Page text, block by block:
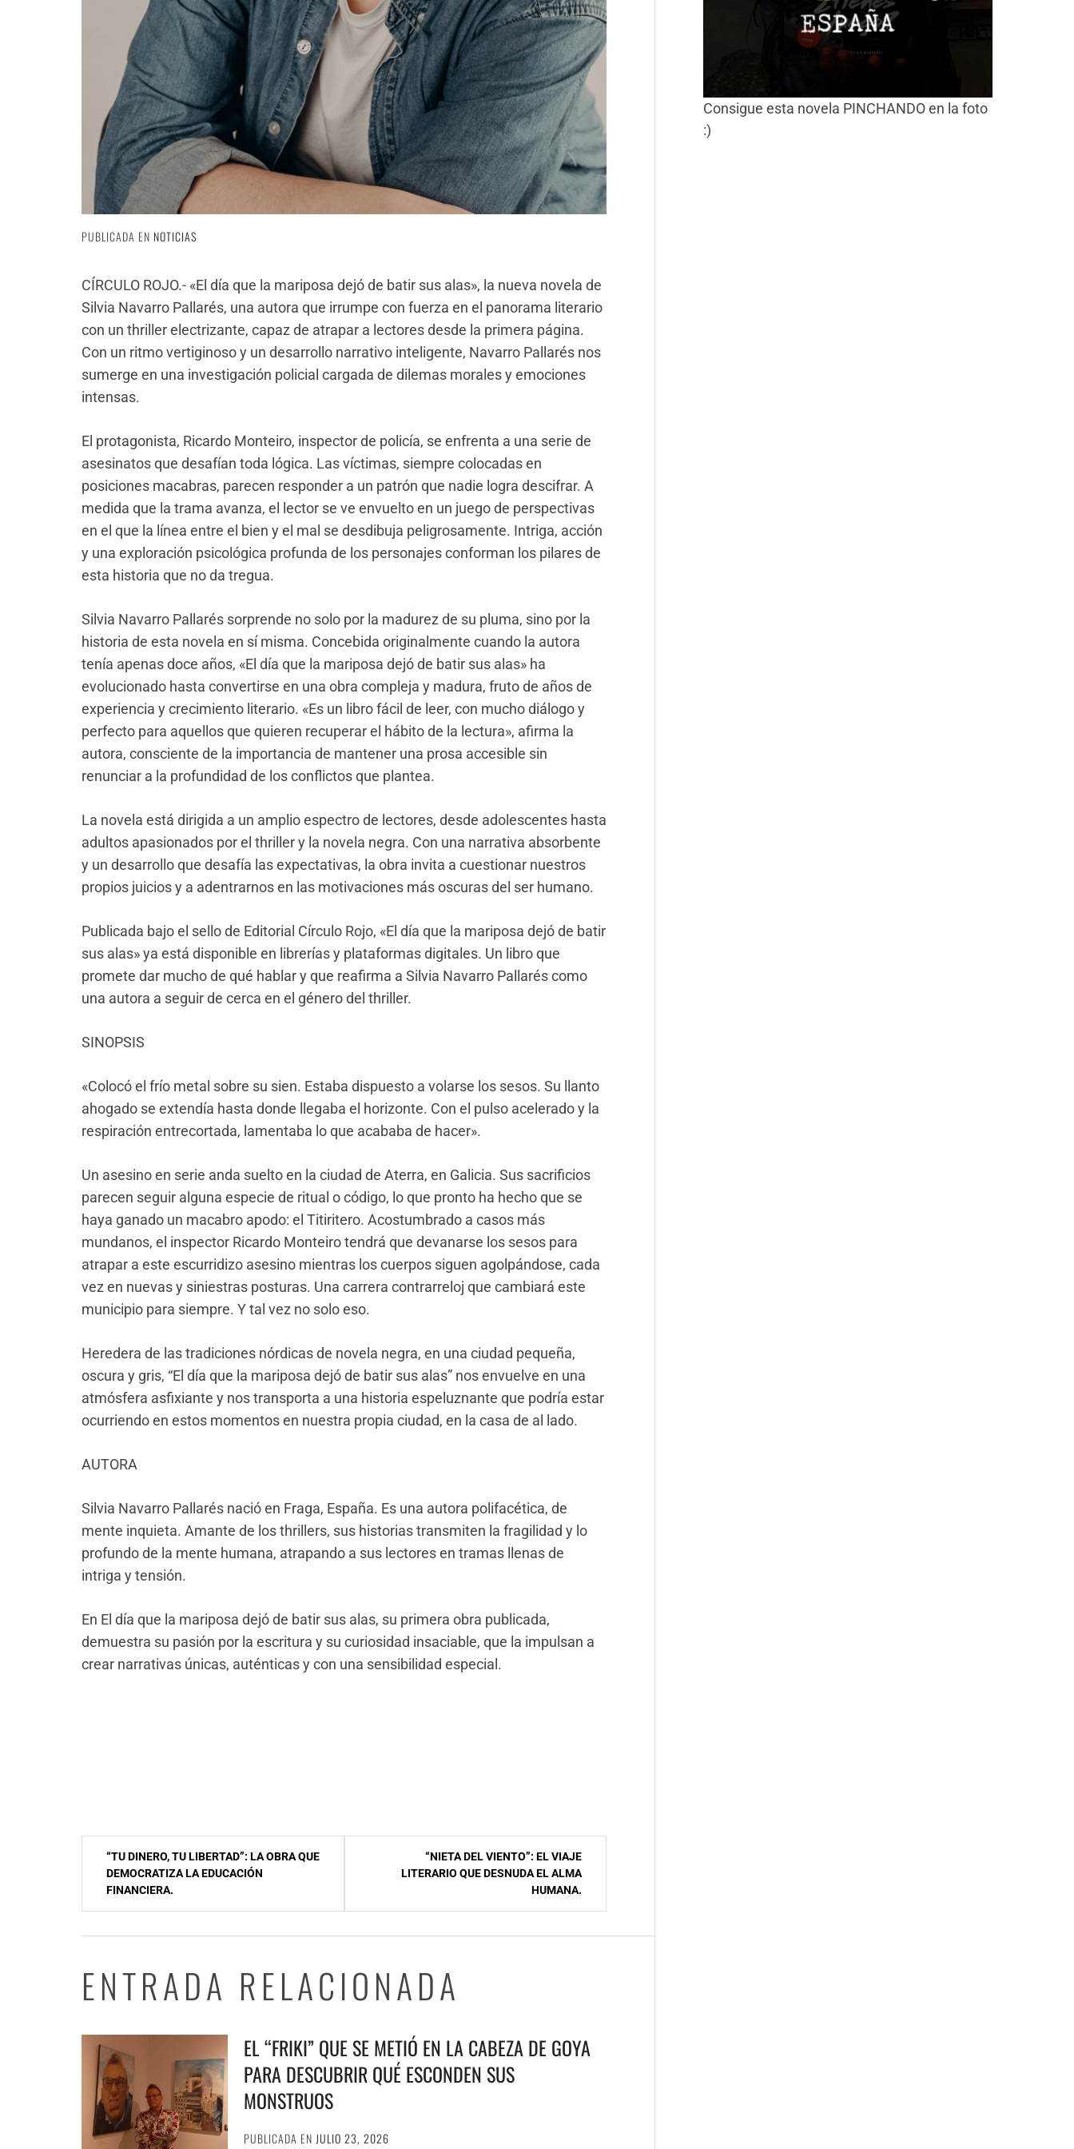
PUBLICADA EN NOTICIAS
CÍRCULO ROJO.- «El día que la mariposa dejó de batir sus alas», la nueva novela de
Silvia Navarro Pallarés, una autora que irrumpe con fuerza en el panorama literario
con un thril ler electrizante, capaz de atrapar a lectores desde la primera página.
Con un ritmo vertiginoso y un desarrollo narrativo inteligente, Navarro Pallarés nos
sumerge en una investigación policial cargada de dilemas morales y emociones
intensas.
El protagonista, Ricardo Monteiro, inspector de policía, se enfrenta a una serie de
asesinatos que desafían toda lógica. Las víctimas, siempre colocadas en
posiciones macabras, parecen responder a un patrón que nadie logra descifrar. A
medida que la trama avanza, el lector se ve envuelto en un juego de perspectivas
en el que la línea entre el bien y el mal se desdibuja peligrosamente. Intriga, acción
y una exploración psicológica profunda de los personajes conforman los pilares de
esta historia que no da tregua.
Silvia Navarro Pallarés sorprende no solo por la madurez de su pluma, sino por la
historia de esta novela en sí misma. Concebida originalmente cuando la autora
tenía apenas doce años, «El día que la mariposa dejó de batir sus alas» ha
evolucionado hasta convertirse en una obra compleja y madura, fruto de años de
experiencia y crecimiento literario. «Es un libro fácil de leer, con mucho diálogo y
perfecto para aquellos que quieren recuperar el hábito de la lectura», afirma la
autora, consciente de la importancia de mantener una prosa accesible sin
renunciar a la profundidad de los conflictos que plantea.
La novela está dirigida a un amplio espectro de lectores, desde adolescentes hasta
adultos apasionados por el thriller y la novela negra. Con una narrativa absorbente
y un desarrollo que desafía las expectativas, la obra invita a cuestionar nuestros
propios juicios y a adentrarnos en las motivaciones más oscuras del ser humano.
Publicada bajo el sello de Editorial Círculo Rojo, «El día que la mariposa dejó de batir
sus alas» ya está disponible en librerías y plataformas digitales. Un libro que
promete dar mucho de qué hablar y que reafirma a Silvia Navarro Pallarés como
una autora a seguir de cerca en el género del thriller.
SINOPSIS
«Colocó el frío metal sobre su sien. Estaba dispuesto a volarse los sesos. Su llanto
ahogado se extendía hasta donde llegaba el horizonte. Con el pulso acelerado y la
respiración entrecortada, lamentaba lo que acababa de hacer».
Un asesino en serie anda suelto en la ciudad de Aterra, en Galicia. Sus sacrificios
parecen seguir alguna especie de ritual o código, lo que pronto ha hecho que se
haya ganado un macabro apodo: el Titiritero. Acostumbrado a casos más
mundanos, el inspector Ricardo Monteiro tendrá que devanarse los sesos para
atrapar a este escurridizo asesino mientras los cuerpos siguen agolpándose, cada
vez en nuevas y siniestras posturas. Una carrera contrarreloj que cambiará este
municipio para siempre. Y tal vez no solo eso.
Heredera de las tradiciones nórdicas de novela negra, en una ciudad pequeña,
oscura y gris, “El día que la mariposa dejó de batir sus alas” nos envuelve en una
atmósfera asfixiante y nos transporta a una historia espeluznante que podría estar
ocurriendo en estos momentosen nuestra propia ciudad, en la casa de al lado.
AUTORA
Silvia Navarro Pallarés nació en Fraga, España. Es una autora polifacética, de
mente inquieta. Amante de los thrillers, sus historias transmiten la fragilidad y lo
profundo de la mente humana, atrapando a sus lectores en tramas llenas de
intriga y tensión.
En El día que la mariposa dejó de batir sus alas, su primera obra publicada,
demuestra su pasión por la escritura y su curiosidad insaciable, que la impulsan a
crear narrativas únicas, auténticas y con una sensibilidad especial.
Navegación
entradas
“TU DINERO, TU LIBERTAD”: LA OBRA QUE
DEMOCRATIZA LA EDUCACIÓN
FINANCIERA.
“NIETA DEL VIENTO”: EL VIAJE
LITERARIO QUE DESNUDA EL ALMA
HUMANA.
ENTRADA RELACIONADA
EL “FRIKI” QUE SE METIÓ EN LA CABEZA DE GOYA
PARA DESCUBRIR QUÉ ESCONDEN SUS
MONSTRUOS
PUBLICADA ENJULIO 23, 2026
Consigue esta novela PINCHANDO en la foto
:)